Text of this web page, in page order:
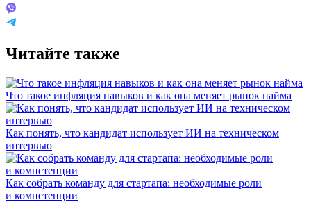
Читайте также
Что такое инфляция навыков и как она меняет рынок найма
Как понять, что кандидат использует ИИ на техническом
интервью
Как собрать команду для стартапа: необходимые роли
и компетенции